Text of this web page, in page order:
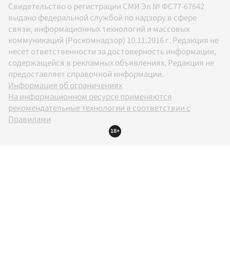
Свидетельство о регистрации СМИ Эл № ФС77-67642
выдано федеральной службой по надзору в сфере
связи, информационных технологий и массовых
коммуникаций (Роскомнадзор) 10.11.2016 г. Редакция не
несет ответственности за достоверность информации,
содержащейся в рекламных объявлениях. Редакция не
предоставляет справочной информации.
Информация об ограничениях
На информационном ресурсе применяются
рекомендательные технологии в соответствии с
Правилами
18+